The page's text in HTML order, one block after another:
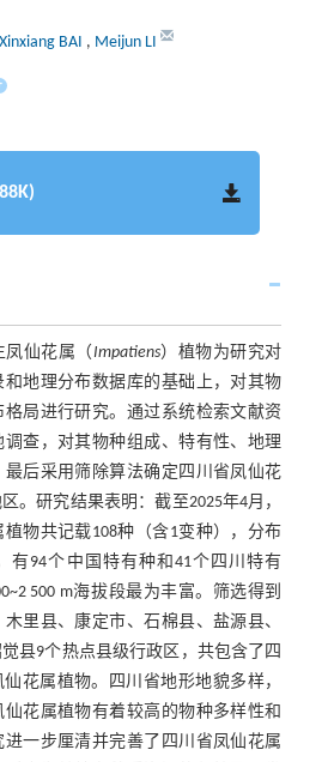
Xinxiang BAI , Meijun LI
凤仙花属（Impatiens）植物为研究对
和地理分布数据库的基础上，对其物
局进行研究。通过系统检索文献资
查，对其物种组成、特有性、地理
后采用筛除算法确定四川省凤仙花
。研究结果表明：截至2025年4月，
物共记载108种（含1变种），分布
有94个中国特有种和41个四川特有
500 m海拔段最为丰富。筛选得到
里县、康定市、石棉县、盐源县、
县9个热点县级行政区，共包含了四
仙花属植物。四川省地形地貌多样，
花属植物有着较高的物种多样性和
进一步厘清并完善了四川省凤仙花属